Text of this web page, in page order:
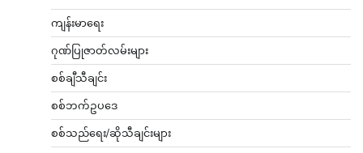
ကျန်းမာရေး
ဂုဏ်ပြုဇာတ်လမ်းများ
စစ်ချီသီချင်း
စစ်ဘက်ဥပဒေ
စစ်သည်ရေး/ဆိုသီချင်းများ